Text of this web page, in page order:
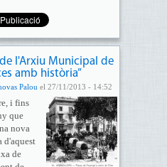
l'Arxiu Municipal de
amb història”
Palou el 27/11/2013 - 14:52
i fins
que
nova
d'aquest
de